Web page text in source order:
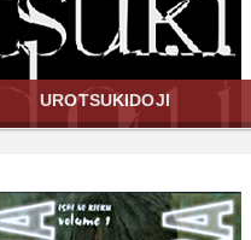
UROTSUKIDOJI